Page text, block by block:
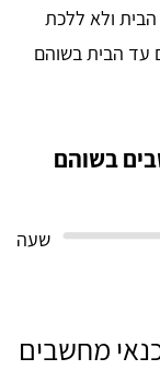
ולא ללכת
עד הבית בשוהם
בשוהם
שעה
מחשבים